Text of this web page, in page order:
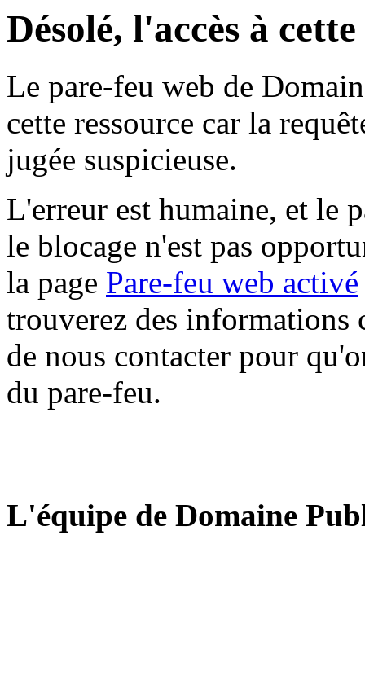
Désolé, l'accès à
Le pare-feu web de
cette ressource car la
jugée suspicieuse.
L'erreur est humaine, et le
le blocage n'est pas
la page Pare-feu web activé
trouverez des informations
de nous contacter pour
du pare-feu.
L'équipe de Domaine